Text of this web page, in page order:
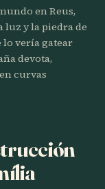
en Reus,
luz y la piedra de
lo vería gatear
devota,
curvas